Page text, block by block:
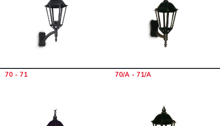
70 - 71 70/A - 71/A